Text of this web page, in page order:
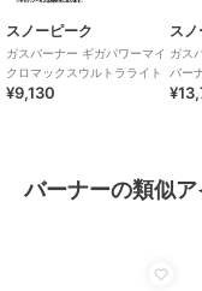
スノーピーク
ガスバーナー ギガパワーマイ
クロマックスウルトラライト
¥9,130
ス
ガス
バー
バーナーの類似ア